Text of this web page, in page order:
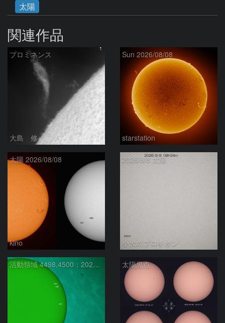
太陽
関連作品
プロミネンス
大島 修
Sun 2026/08/08
starstation
太陽 2026/08/08
kino
2026/8/8 太陽
小犬のプロキオン
活動領域 4498,4500：2026/08/08 太陽黒点